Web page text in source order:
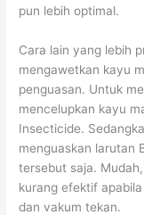
pun lebih optimal.
Cara lain yang lebih
mengawetkan kayu
penguasan. Untuk
mencelupkan kayu
Insecticide.
menguaskan larutan
tersebut saja.
kurang efektif
dan vakum tekan.